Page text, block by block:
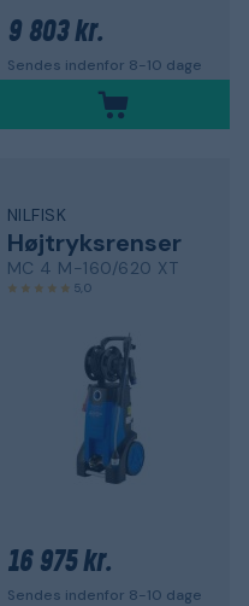
9 803 kr.
Sendes indenfor 8-10 dage
NILFISK
Højtryksrenser
MC 4 M-160/620 XT
5,0
16 975 kr.
Sendes indenfor 8-10 dage